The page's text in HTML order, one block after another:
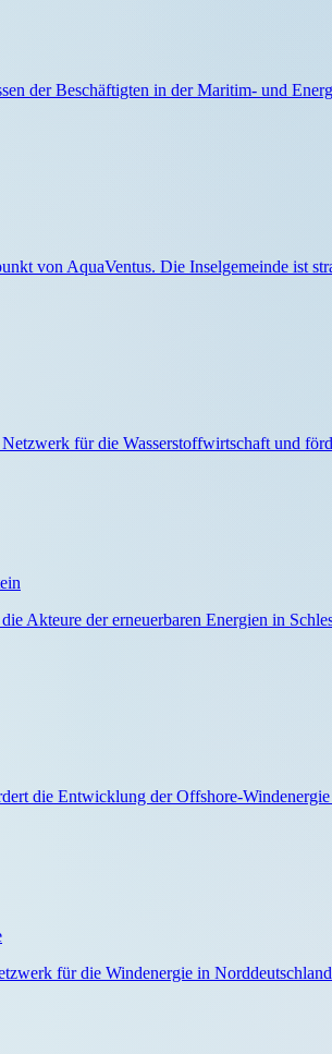
der Beschäftigten in der Maritim- und
von AquaVentus. Die Inselgemeinde ist
für die Wasserstoffwirtschaft und
Akteure der erneuerbaren Energien in
die Entwicklung der Offshore-
für die Windenergie in